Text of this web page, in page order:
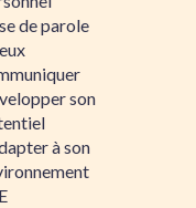
de parole
son
à son